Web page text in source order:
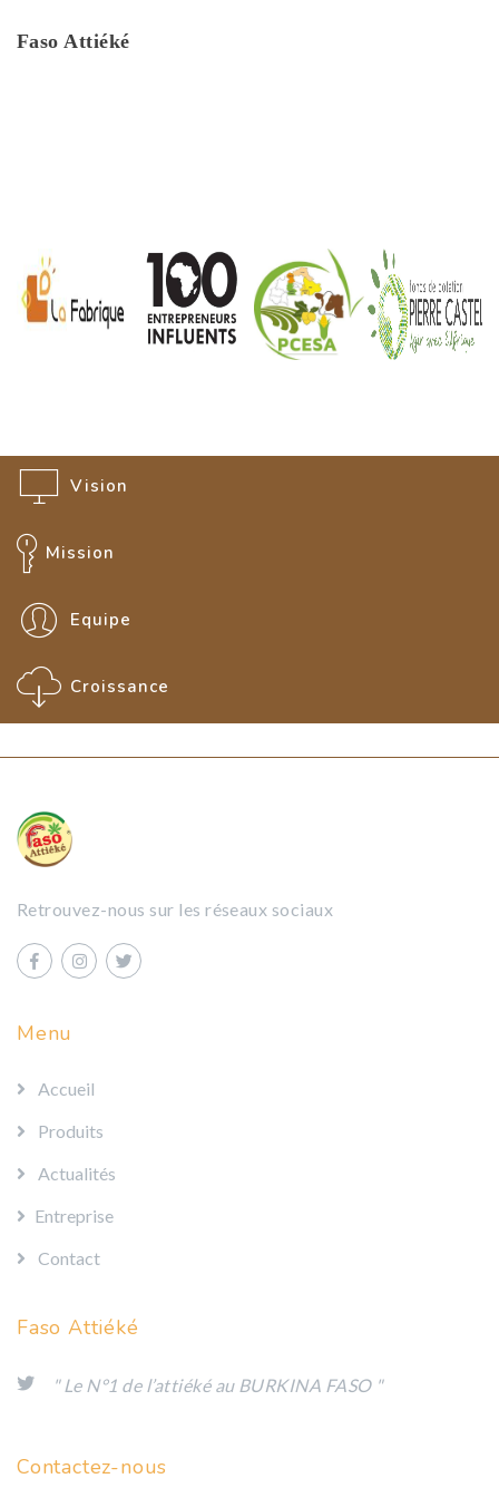
Faso Attiéké
Vision
Mission
Equipe
Croissance
Retrouvez-nous sur les réseaux sociaux
Menu
Accueil
Produits
Actualités
Entreprise
Contact
Faso Attiéké
" Le N°1 de l’attiéké au BURKINA FASO "
Contactez-nous